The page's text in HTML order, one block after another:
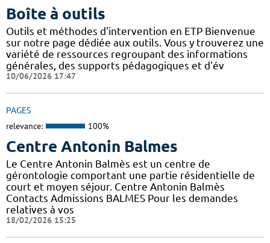
Boîte à outils
Outils et méthodes d'intervention en ETP Bienvenue
sur notre page dédiée aux outils. Vous y trouverez une
variété de ressources regroupant des informations
générales, des supports pédagogiques et d'év
10/06/2026 17:47
PAGES
relevance: 100%
Centre Antonin Balmes
Le Centre Antonin Balmès est un centre de
gérontologie comportant une partie résidentielle de
court et moyen séjour. Centre Antonin Balmès
Contacts Admissions BALMES Pour les demandes
relatives à vos
18/02/2026 15:25